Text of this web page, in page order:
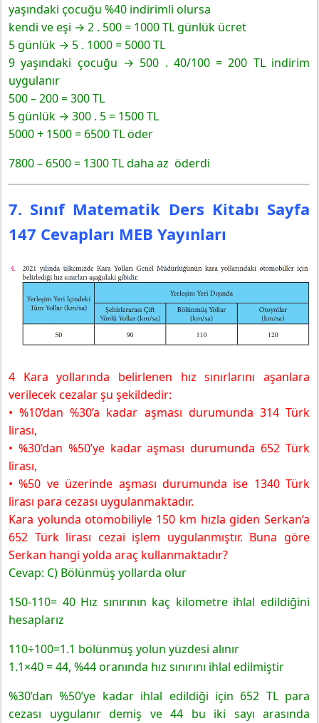
yaşındaki çocuğu %40 indirimli olursa
kendi ve eşi → 2 . 500 = 1000 TL günlük ücret
5 günlük → 5 . 1000 = 5000 TL
9 yaşındaki çocuğu → 500 . 40/100 = 200 TL indirim
uygulanır
500 – 200 = 300 TL
5 günlük → 300 . 5 = 1500 TL
5000 + 1500 = 6500 TL öder
7800 – 6500 = 1300 TL daha az öderdi
7. Sınıf Matematik Ders Kitabı Sayfa
147 Cevapları MEB Yayınları
4 Kara yollarında belirlenen hız sınırlarını aşanlara
verilecek cezalar şu şekildedir:
• %10’dan %30’a kadar aşması durumunda 314 Türk
lirası,
• %30’dan %50’ye kadar aşması durumunda 652 Türk
lirası,
• %50 ve üzerinde aşması durumunda ise 1340 Türk
lirası para cezası uygulanmaktadır.
Kara yolunda otomobiliyle 150 km hızla giden Serkan’a
652 Türk lirası cezai işlem uygulanmıştır. Buna göre
Serkan hangi yolda araç kullanmaktadır?
Cevap: C) Bölünmüş yollarda olur
150-110= 40 Hız sınırının kaç kilometre ihlal edildiğini
hesaplarız
110÷100=1.1 bölünmüş yolun yüzdesi alınır
1.1×40 = 44, %44 oranında hız sınırını ihlal edilmiştir
%30’dan %50’ye kadar ihlal edildiği için 652 TL para
cezası uygulanır demiş ve 44 bu iki sayı arasında